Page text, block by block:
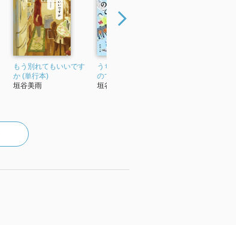
もう別れてもいいです
か (単行本)
垣谷美雨
うちの子が結婚しない
ので (新潮文庫)
垣谷美雨